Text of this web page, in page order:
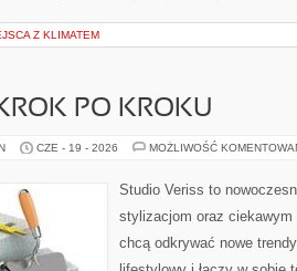
Z KLIMATEM
PO KROKU
CZE - 19 - 2026 MOŻLIWOŚĆ
Studio Veriss to
stylizacjom oraz ciekawym
chcą odkrywać nowe